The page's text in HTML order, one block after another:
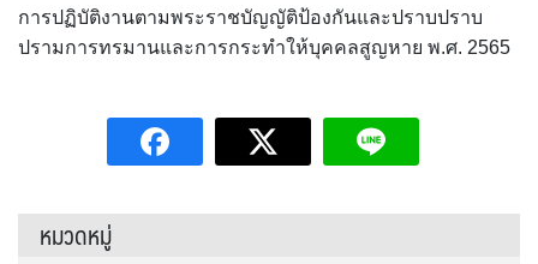
การปฏิบัติงานตามพระราชบัญญัติป้องกันและปราบปราบ
ปรามการทรมานและการกระทำให้บุคคลสูญหาย พ.ศ. 2565
หมวดหมู่